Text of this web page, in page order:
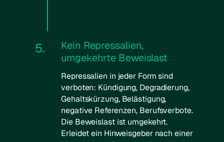
5.
Kein Repressalien,
umgekehrte Beweislast
Repressalien in jeder Form sind
verboten: Kündigung, Degradierung,
Gehaltskürzung, Belästigung,
negative Referenzen, Berufsverbote.
Die Beweislast ist umgekehrt.
Erleidet ein Hinweisgeber nach einer